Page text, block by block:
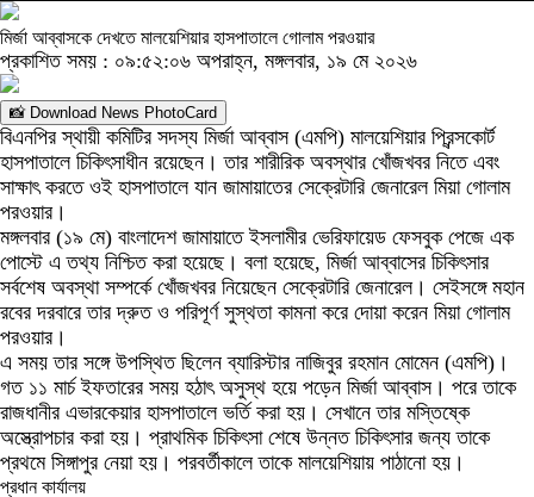
মির্জা আব্বাসকে দেখতে মালয়েশিয়ার হাসপাতালে গোলাম পরওয়ার
প্রকাশিত সময় : ০৯:৫২:০৬ অপরাহ্ন, মঙ্গলবার, ১৯ মে ২০২৬
📸 Download News PhotoCard
বিএনপির স্থায়ী কমিটির সদস্য মির্জা আব্বাস (এমপি) মালয়েশিয়ার প্রিন্সকোর্ট
হাসপাতালে চিকিৎসাধীন রয়েছেন। তার শারীরিক অবস্থার খোঁজখবর নিতে এবং
সাক্ষাৎ করতে ওই হাসপাতালে যান জামায়াতের সেক্রেটারি জেনারেল মিয়া গোলাম
পরওয়ার।
মঙ্গলবার (১৯ মে) বাংলাদেশ জামায়াতে ইসলামীর ভেরিফায়েড ফেসবুক পেজে এক
পোস্টে এ তথ্য নিশ্চিত করা হয়েছে। বলা হয়েছে, মির্জা আব্বাসের চিকিৎসার
সর্বশেষ অবস্থা সম্পর্কে খোঁজখবর নিয়েছেন সেক্রেটারি জেনারেল। সেইসঙ্গে মহান
রবের দরবারে তার দ্রুত ও পরিপূর্ণ সুস্থতা কামনা করে দোয়া করেন মিয়া গোলাম
পরওয়ার।
এ সময় তার সঙ্গে উপস্থিত ছিলেন ব্যারিস্টার নাজিবুর রহমান মোমেন (এমপি)।
গত ১১ মার্চ ইফতারের সময় হঠাৎ অসুস্থ হয়ে পড়েন মির্জা আব্বাস। পরে তাকে
রাজধানীর এভারকেয়ার হাসপাতালে ভর্তি করা হয়। সেখানে তার মস্তিষ্কে
অস্ত্রোপচার করা হয়। প্রাথমিক চিকিৎসা শেষে উন্নত চিকিৎসার জন্য তাকে
প্রথমে সিঙ্গাপুর নেয়া হয়। পরবর্তীকালে তাকে মালয়েশিয়ায় পাঠানো হয়।
প্রধান কার্যালয়